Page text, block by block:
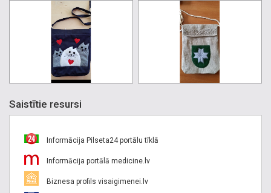
Saistītie resursi
Informācija Pilseta24 portālu tīklā
Informācija portālā medicine.lv
Biznesa profils visaigimenei.lv